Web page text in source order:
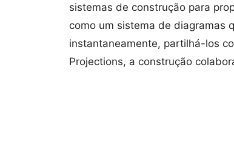
sistemas de construção para
como um sistema de diagramas
instantaneamente, partilhá-los
Projections, a construção